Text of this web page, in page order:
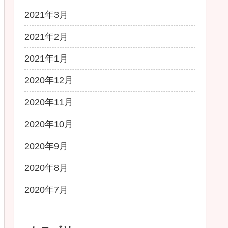
2021年3月
2021年2月
2021年1月
2020年12月
2020年11月
2020年10月
2020年9月
2020年8月
2020年7月